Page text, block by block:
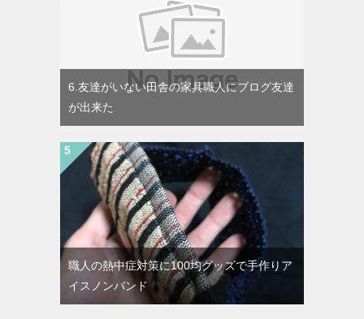
6.友達がいない田舎の家具職人にブログ友達
が出来た
職人の熱中症対策に100均グッズで手作りア
イスノンバンド